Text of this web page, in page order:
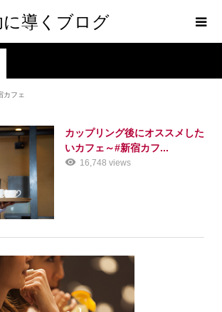
導くブログ
カフェ
カップリング後にオススメした
いカフェ～#新宿カフ...
16,748 views